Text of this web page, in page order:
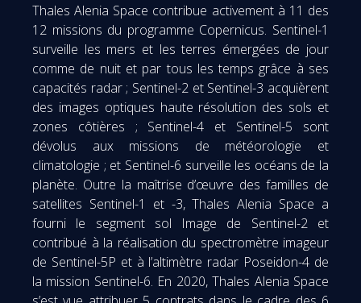
Thales Alenia Space contribue activement à 11 des
12 missions du programme Copernicus. Sentinel-1
surveille les mers et les terres émergées de jour
comme de nuit et par tous les temps grâce à ses
capacités radar ; Sentinel-2 et Sentinel-3 acquièrent
des images optiques haute résolution des sols et
zones côtières ; Sentinel-4 et Sentinel-5 sont
dévolus aux missions de météorologie et
climatologie ; et Sentinel-6 surveille les océans de la
planète. Outre la maîtrise d’œuvre des familles de
satellites Sentinel-1 et -3, Thales Alenia Space a
fourni le segment sol Image de Sentinel-2 et
contribué à la réalisation du spectromètre imageur
de Sentinel-5P et à l’altimètre radar Poseidon-4 de
la mission Sentinel-6. En 2020, Thales Alenia Space